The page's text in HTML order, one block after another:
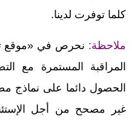
كلما توفرت لدينا.
ملاحظة: نحرص في «موقع
المراقبة المستمرة مع
الحصول دائما على نماذج
غير مصحح من أجل